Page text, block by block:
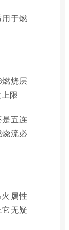
于燃
烧层
限
五连
流必
属性
无疑